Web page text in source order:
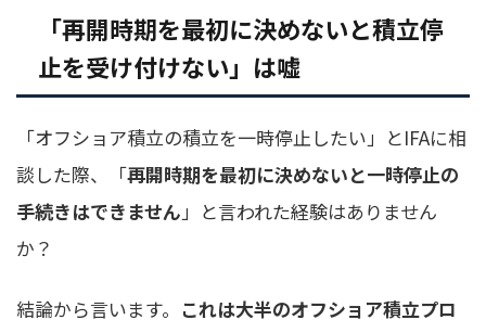
「再開時期を最初に決めないと積立停
止を受け付けない」は嘘
「オフショア積立の積立を一時停止したい」とIFAに相
談した際、「再開時期を最初に決めないと一時停止の
手続きはできません」と言われた経験はありません
か？
結論から言います。 これは大半のオフショア積立プロ